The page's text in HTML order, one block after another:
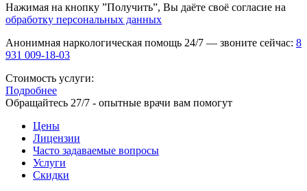
Нажимая на кнопку ”Получить”, Вы даёте своё согласие на
обработку персональных данных
Анонимная наркологическая помощь 24/7 — звоните сейчас: 8
931 009-18-03
Стоимость услуги:
Подробнее
Обращайтесь 27/7 - опытные врачи вам помогут
Цены
Лицензии
Часто задаваемые вопросы
Услуги
Скидки